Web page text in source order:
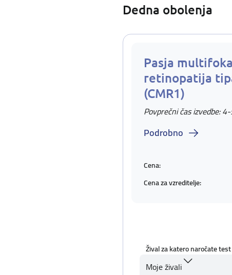
Dedna obolenja
Pasja
retinopatija
(CMR1)
Povprečni čas izvedbe:
Podrobno
Cena:
Cena za vzreditelje:
Žival za katero naročate test
Moje živali